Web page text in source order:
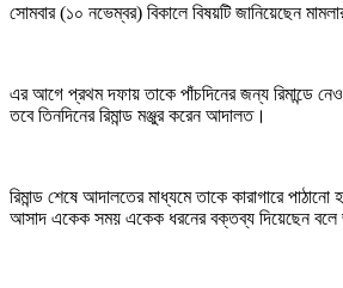
সোমবার (১০ নভেম্বর) বিকালে বিষয়টি জানিয়েছেন
এর আগে প্রথম দফায় তাকে পাঁচদিনের জন্য রিমান্ডে
তবে তিনদিনের রিমান্ড মঞ্জুর করেন আদালত।
রিমান্ড শেষে আদালতের মাধ্যমে তাকে কারাগারে পাঠানো
আসাদ একেক সময় একেক ধরনের বক্তব্য দিয়েছেন বলে